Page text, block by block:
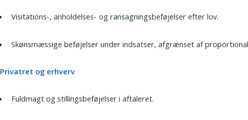
Visitations-, anholdelses- og ransagningsbeføjelser efter lov.
Skønsmæssige beføjelser under indsatser, afgrænset af
Privatret og erhverv
Fuldmagt og stillingsbeføjelser i aftaleret.